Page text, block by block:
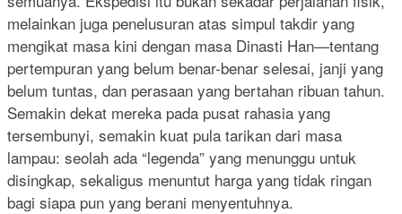
melainkan juga penelusuran atas simpul takdir yang
mengikat masa kini dengan masa Dinasti Han—tentang
pertempuran yang belum benar-benar selesai, janji yang
belum tuntas, dan perasaan yang bertahan ribuan tahun.
Semakin dekat mereka pada pusat rahasia yang
tersembunyi, semakin kuat pula tarikan dari masa
lampau: seolah ada “legenda” yang menunggu untuk
disingkap, sekaligus menuntut harga yang tidak ringan
bagi siapa pun yang berani menyentuhnya.